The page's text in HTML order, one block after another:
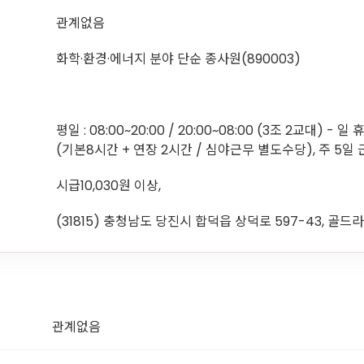
관계없음
화학·환경·에너지 분야 단순 종사원(890003)
평일 : 08:00~20:00 / 20:00~08:00 (3조 2교대) - 일
(기본8시간 + 연장 2시간 / 심야근무 별도수당), 주 5일
시급10,030원 이상,
(31815) 충청남도 당진시 합덕읍 상덕로 597-43, 골드
관계없음